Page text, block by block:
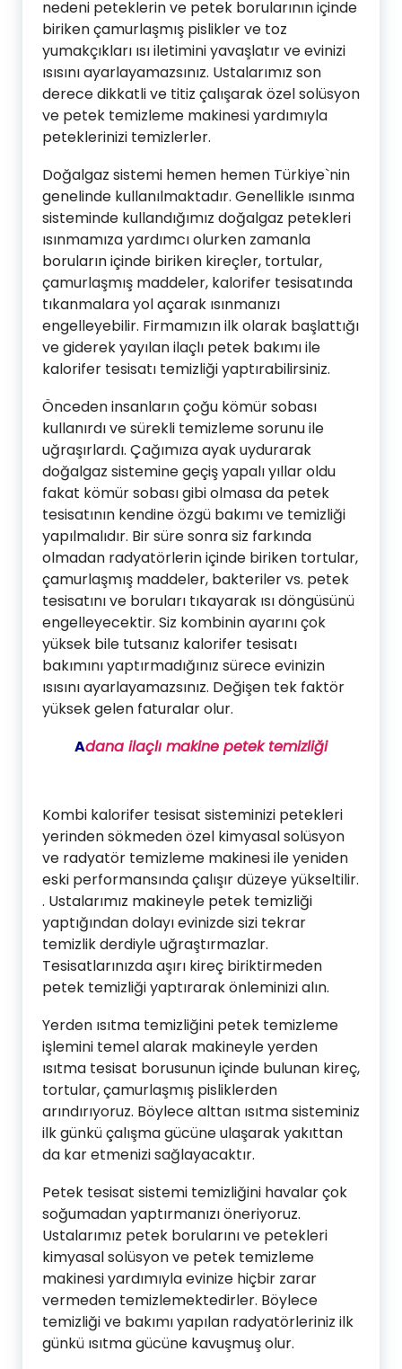
nedeni peteklerin ve petek borularının içinde
biriken çamurlaşmış pislikler ve toz
yumakçıkları ısı iletimini yavaşlatır ve evinizi
ısısını ayarlayamazsınız. Ustalarımız son
derece dikkatli ve titiz çalışarak özel solüsyon
ve petek temizleme makinesi yardımıyla
peteklerinizi temizlerler.
Doğalgaz sistemi hemen hemen Türkiye`nin
genelinde kullanılmaktadır. Genellikle ısınma
sisteminde kullandığımız doğalgaz petekleri
ısınmamıza yardımcı olurken zamanla
boruların içinde biriken kireçler, tortular,
çamurlaşmış maddeler, kalorifer tesisatında
tıkanmalara yol açarak ısınmanızı
engelleyebilir. Firmamızın ilk olarak başlattığı
ve giderek yayılan ilaçlı petek bakımı ile
kalorifer tesisatı temizliği yaptırabilirsiniz.
Önceden insanların çoğu kömür sobası
kullanırdı ve sürekli temizleme sorunu ile
uğraşırlardı. Çağımıza ayak uydurarak
doğalgaz sistemine geçiş yapalı yıllar oldu
fakat kömür sobası gibi olmasa da petek
tesisatının kendine özgü bakımı ve temizliği
yapılmalıdır. Bir süre sonra siz farkında
olmadan radyatörlerin içinde biriken tortular,
çamurlaşmış maddeler, bakteriler vs. petek
tesisatını ve boruları tıkayarak ısı döngüsünü
engelleyecektir. Siz kombinin ayarını çok
yüksek bile tutsanız kalorifer tesisatı
bakımını yaptırmadığınız sürece evinizin
ısısını ayarlayamazsınız. Değişen tek faktör
yüksek gelen faturalar olur.
Adana ilaçlı makine petek temizliği
Kombi kalorifer tesisat sisteminizi petekleri
yerinden sökmeden özel kimyasal solüsyon
ve radyatör temizleme makinesi ile yeniden
eski performansında çalışır düzeye yükseltilir.
. Ustalarımız makineyle petek temizliği
yaptığından dolayı evinizde sizi tekrar
temizlik derdiyle uğraştırmazlar.
Tesisatlarınızda aşırı kireç biriktirmeden
petek temizliği yaptırarak önleminizi alın.
Yerden ısıtma temizliğini petek temizleme
işlemini temel alarak makineyle yerden
ısıtma tesisat borusunun içinde bulunan kireç,
tortular, çamurlaşmış pisliklerden
arındırıyoruz. Böylece alttan ısıtma sisteminiz
ilk günkü çalışma gücüne ulaşarak yakıttan
da kar etmenizi sağlayacaktır.
Petek tesisat sistemi temizliğini havalar çok
soğumadan yaptırmanızı öneriyoruz.
Ustalarımız petek borularını ve petekleri
kimyasal solüsyon ve petek temizleme
makinesi yardımıyla evinize hiçbir zarar
vermeden temizlemektedirler. Böylece
temizliği ve bakımı yapılan radyatörleriniz ilk
günkü ısıtma gücüne kavuşmuş olur.